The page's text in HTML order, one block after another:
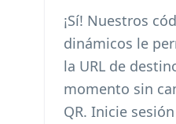
¡Sí! Nuestros
dinámicos le
la URL de
momento sin
QR. Inicie